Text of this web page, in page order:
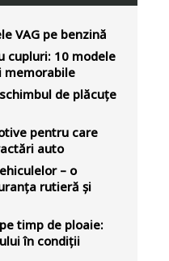
VAG pe benzină
cupluri: 10 modele
memorabile
de plăcuțe
pentru care
auto
– o
rutieră și
timp de ploaie:
în condiții